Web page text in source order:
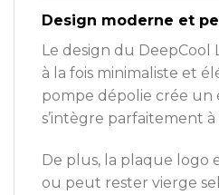
Design moderne et
Le design du DeepCool
à la fois minimaliste et
pompe dépolie crée un
s’intègre parfaitement
De plus, la plaque logo
ou peut rester vierge